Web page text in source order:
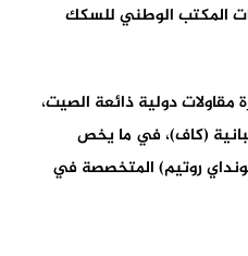
المكتب الوطني للسكك
دولية ذائعة الصيت،
(كاف)، في ما يخص
(هيونداي روتيم) المتخصصة في